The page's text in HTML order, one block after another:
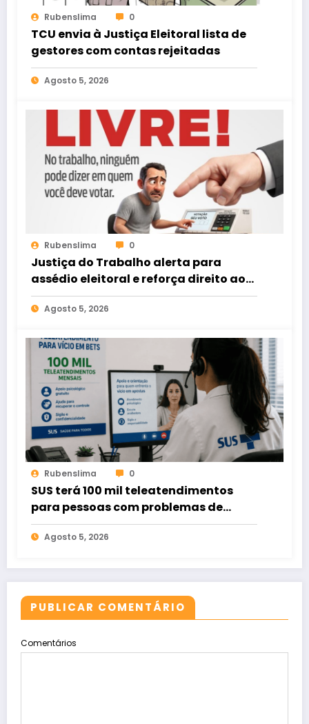
Rubenslima 0
TCU envia à Justiça Eleitoral lista de
gestores com contas rejeitadas
Agosto 5, 2026
Rubenslima 0
Justiça do Trabalho alerta para
assédio eleitoral e reforça direito ao
voto livre nas relações de trabalho
Agosto 5, 2026
Rubenslima 0
SUS terá 100 mil teleatendimentos
para pessoas com problemas de
apostas em bets
Agosto 5, 2026
PUBLICAR COMENTÁRIO
Comentários